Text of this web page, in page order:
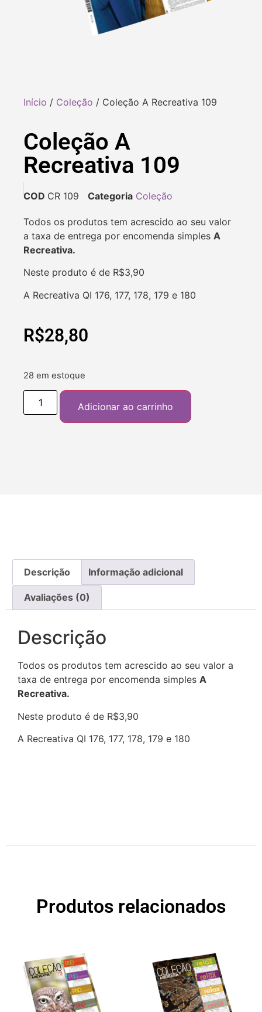
Início / Coleção / Coleção A Recreativa 109
Coleção A
Recreativa 109
COD CR 109 Categoria Coleção
Todos os produtos tem acrescido ao seu valor
a taxa de entrega por encomenda simples A
Recreativa.
Neste produto é de R$3,90
A Recreativa QI 176, 177, 178, 179 e 180
R$28,80
28 em estoque
Adicionar ao carrinho
Descrição Informação adicional
Avaliações (0)
Descrição
Todos os produtos tem acrescido ao seu valor a
taxa de entrega por encomenda simples A
Recreativa.
Neste produto é de R$3,90
A Recreativa QI 176, 177, 178, 179 e 180
Produtos relacionados